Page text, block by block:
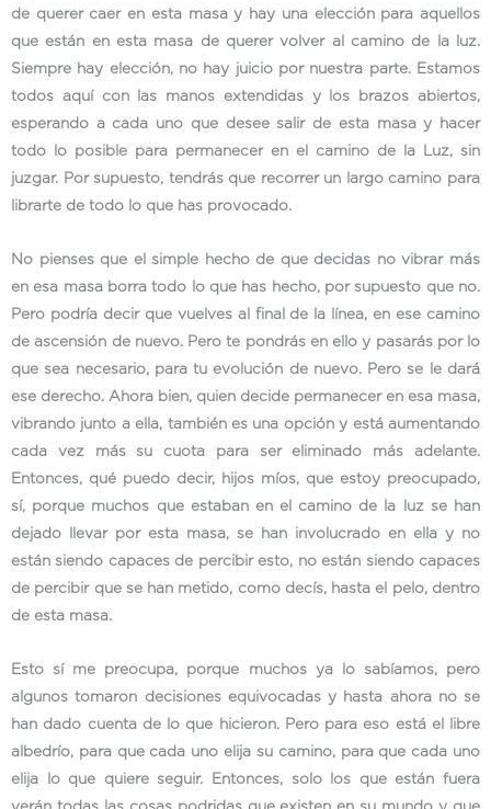
de querer caer en esta masa y hay una elección para aquellos
que están en esta masa de querer volver al camino de la luz.
Siempre hay elección, no hay juicio por nuestra parte. Estamos
todos aquí con las manos extendidas y los brazos abiertos,
esperando a cada uno que desee salir de esta masa y hacer
todo lo posible para permanecer en el camino de la Luz, sin
juzgar. Por supuesto, tendrás que recorrer un largo camino para
librarte de todo lo que has provocado.
No pienses que el simple hecho de que decidas no vibrar más
en esa masa borra todo lo que has hecho, por supuesto que no.
Pero podría decir que vuelves al final de la línea, en ese camino
de ascensión de nuevo. Pero te pondrás en ello y pasarás por lo
que sea necesario, para tu evolución de nuevo. Pero se le dará
ese derecho. Ahora bien, quien decide permanecer en esa masa,
vibrando junto a ella, también es una opción y está aumentando
cada vez más su cuota para ser eliminado más adelante.
Entonces, qué puedo decir, hijos míos, que estoy preocupado,
sí, porque muchos que estaban en el camino de la luz se han
dejado llevar por esta masa, se han involucrado en ella y no
están siendo capaces de percibir esto, no están siendo capaces
de percibir que se han metido, como decís, hasta el pelo, dentro
de esta masa.
Esto sí me preocupa, porque muchos ya lo sabíamos, pero
algunos tomaron decisiones equivocadas y hasta ahora no se
han dado cuenta de lo que hicieron. Pero para eso está el libre
albedrío, para que cada uno elija su camino, para que cada uno
elija lo que quiere seguir. Entonces, solo los que están fuera